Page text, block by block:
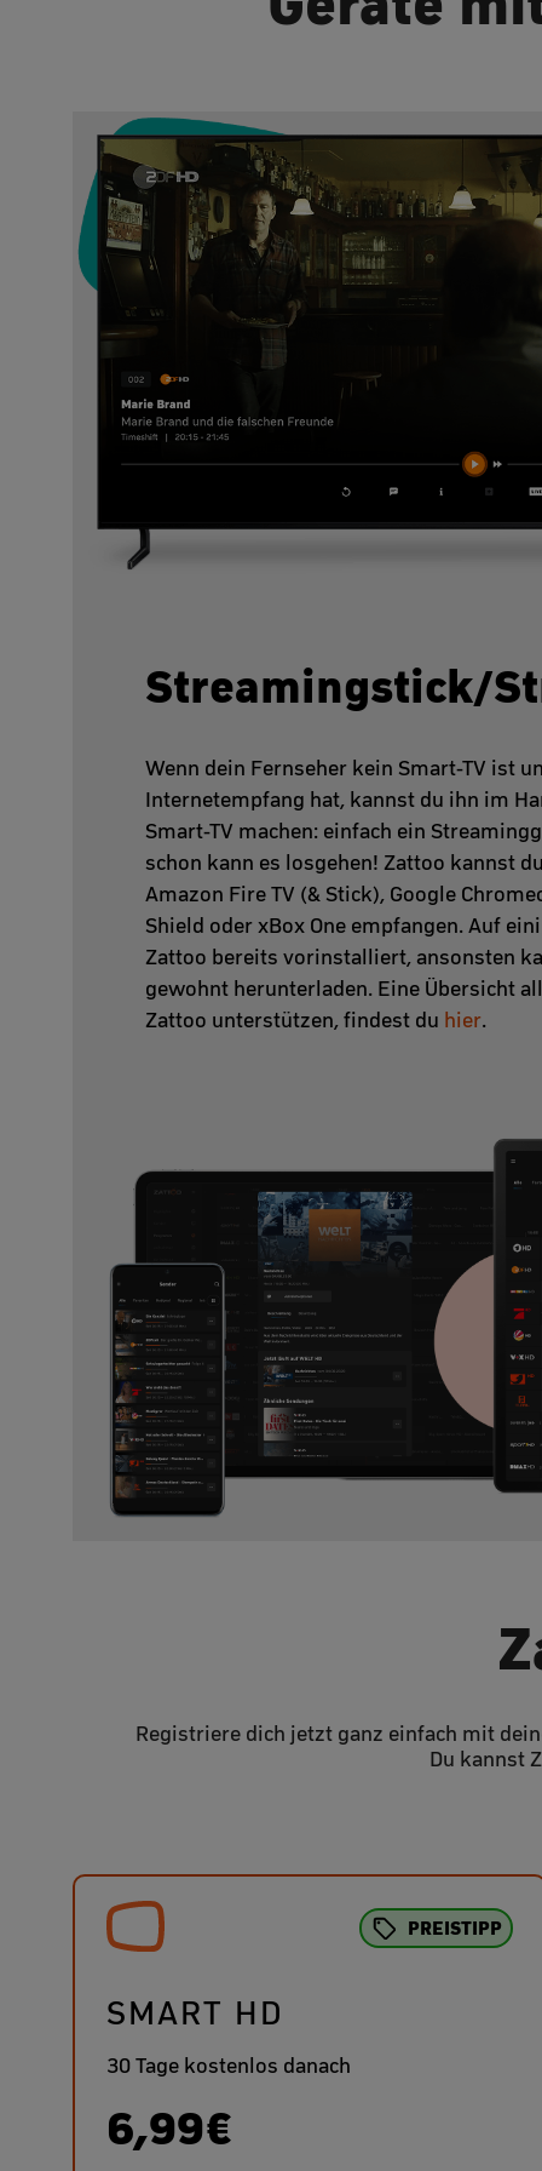
Streamingstick/
Wenn dein Fernseher kein Smart-TV ist
Internetempfang hat, kannst du ihn im
Smart-TV machen: einfach ein
schon kann es losgehen! Zattoo kannst
Amazon Fire TV (& Stick), Google
Shield oder xBox One empfangen. Auf
Zattoo bereits vorinstalliert, ansonsten
gewohnt herunterladen. Eine Übersicht
Zattoo unterstützen, findest du hier.
Registriere dich jetzt ganz einfach mit
Du kannst
PREISTIPP
SMART HD
30 Tage kostenlos danach
6,99€